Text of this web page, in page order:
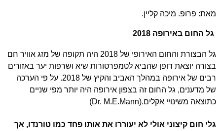
מאת: פרופ. מיכה קליין.
גל החום באירופה 2018
גל הבצורת והחום האירופי של 2018 היה תקופה של מזג אוויר חם
בצורה יוצאת דופן שהביא לטמפרטורות שיא ושרפות יער באזורים
רבים של אירופה במהלך האביב והקיץ של 2018. על פי הערכה
של מדענים, גל החום זה בצפון אירופה היה יותר מפי שניים
כתוצאה משינויי אקלים.(Dr. M.E.Mann
)
גלי חום קיצוני אולי לא יעוררו את אותו פחד כמו טורנדו, אך